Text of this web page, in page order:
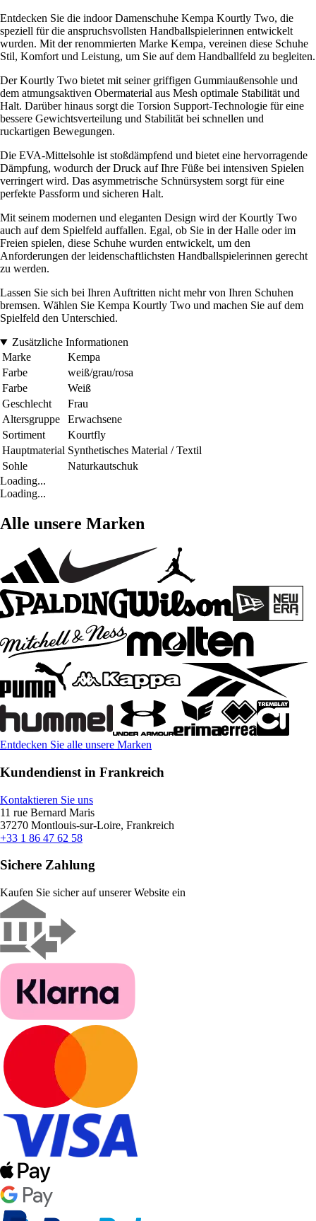
Entdecken Sie die indoor Damenschuhe Kempa Kourtly Two, die
speziell für die anspruchsvollsten Handballspielerinnen entwickelt
wurden. Mit der renommierten Marke Kempa, vereinen diese Schuhe
Stil, Komfort und Leistung, um Sie auf dem Handballfeld zu begleiten.
Der Kourtly Two bietet mit seiner griffigen Gummiaußensohle und
dem atmungsaktiven Obermaterial aus Mesh optimale Stabilität und
Halt. Darüber hinaus sorgt die Torsion Support-Technologie für eine
bessere Gewichtsverteilung und Stabilität bei schnellen und
ruckartigen Bewegungen.
Die EVA-Mittelsohle ist stoßdämpfend und bietet eine hervorragende
Dämpfung, wodurch der Druck auf Ihre Füße bei intensiven Spielen
verringert wird. Das asymmetrische Schnürsystem sorgt für eine
perfekte Passform und sicheren Halt.
Mit seinem modernen und eleganten Design wird der Kourtly Two
auch auf dem Spielfeld auffallen. Egal, ob Sie in der Halle oder im
Freien spielen, diese Schuhe wurden entwickelt, um den
Anforderungen der leidenschaftlichsten Handballspielerinnen gerecht
zu werden.
Lassen Sie sich bei Ihren Auftritten nicht mehr von Ihren Schuhen
bremsen. Wählen Sie Kempa Kourtly Two und machen Sie auf dem
Spielfeld den Unterschied.
Zusätzliche Informationen
Marke
Kempa
Farbe
weiß/grau/rosa
Farbe
Weiß
Geschlecht
Frau
Altersgruppe
Erwachsene
Sortiment
Kourtfly
Hauptmaterial Synthetisches Material / Textil
Sohle
Naturkautschuk
Loading...
Loading...
Alle unsere Marken
Entdecken Sie alle unsere Marken
Kundendienst in Frankreich
Kontaktieren Sie uns
11 rue Bernard Maris
37270 Montlouis-sur-Loire, Frankreich
+33 1 86 47 62 58
Sichere Zahlung
Kaufen Sie sicher auf unserer Website ein